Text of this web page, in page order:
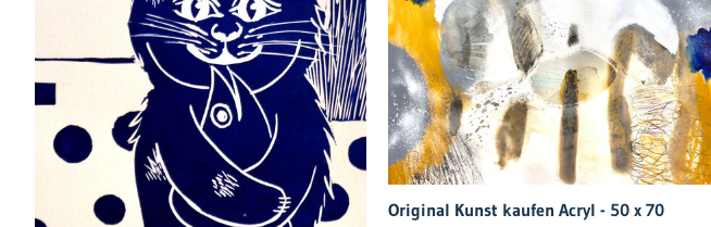
Original Kunst kaufen Acryl - 50 x 70